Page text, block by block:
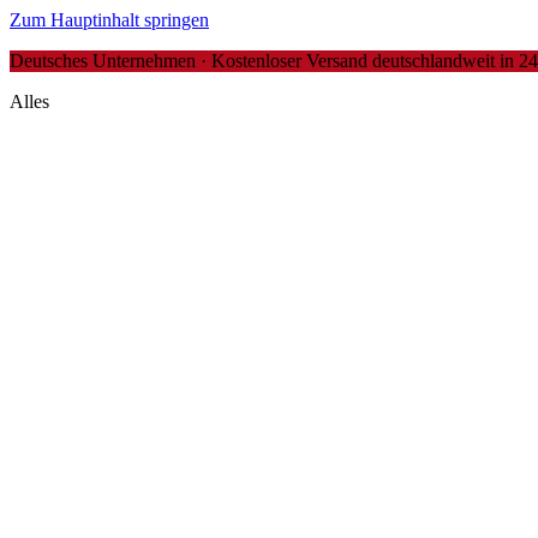
Zum Hauptinhalt springen
Deutsches Unternehmen · Kostenloser Versand deutschlandweit in
Alles